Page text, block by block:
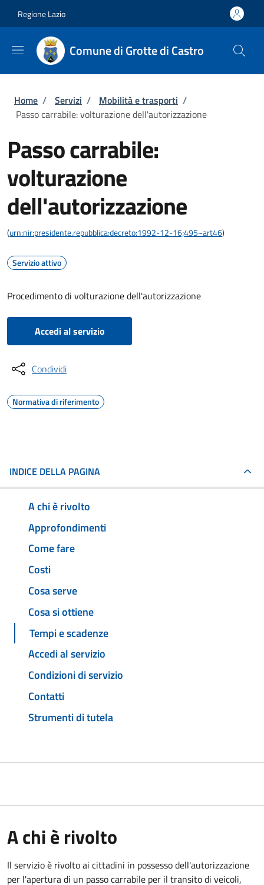
Regione Lazio
Comune di Grotte di Castro
Briciole di pane
Home / Servizi / Mobilità e trasporti /
Passo carrabile: volturazione dell'autorizzazione
Passo carrabile:
volturazione
dell'autorizzazione
(urn:nir:presidente.repubblica:decreto:1992-12-16;495~art46)
Servizio attivo
Procedimento di volturazione dell'autorizzazione
Accedi al servizio
Condividi
Normativa di riferimento
INDICE DELLA PAGINA
A chi è rivolto
Approfondimenti
Come fare
Costi
Cosa serve
Cosa si ottiene
Tempi e scadenze
Accedi al servizio
Condizioni di servizio
Contatti
Strumenti di tutela
A chi è rivolto
Il servizio è rivolto ai cittadini in possesso dell'autorizzazione
per l'apertura di un passo carrabile per il transito di veicoli,